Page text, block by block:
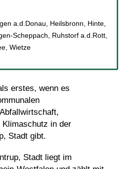
erstes, wenn es
Klimaschutz in der
Stadt gibt.
Stadt liegt im
a.d.Donau Heilsbronn Hinte,
Scheppach Ruhstorf a.d.Rott,
, Wietze